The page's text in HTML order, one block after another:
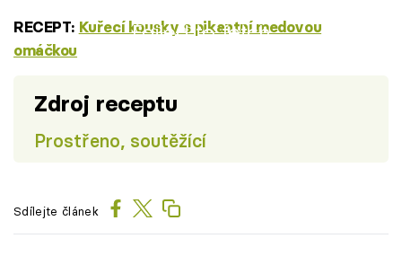
Failed to fetch
RECEPT: Kuřecí kousky s pikantní medovou
omáčkou
Zdroj receptu
Prostřeno, soutěžící
Sdílejte článek